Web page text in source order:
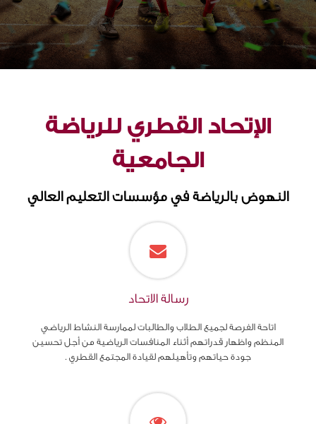
الإتحاد القطري للرياضة
الجامعية
النهوض بالرياضة في مؤسسات التعليم العالي
رسالة الاتحاد
اتاحة الفرصة لجميع الطلاب والطالبات لممارسة النشاط الرياضي
المنظم واظهار قدراتهم أثناء المنافسات الرياضية من أجل تحسين
جودة حياتهم وتأهيلهم لقيادة المجتمع القطري .